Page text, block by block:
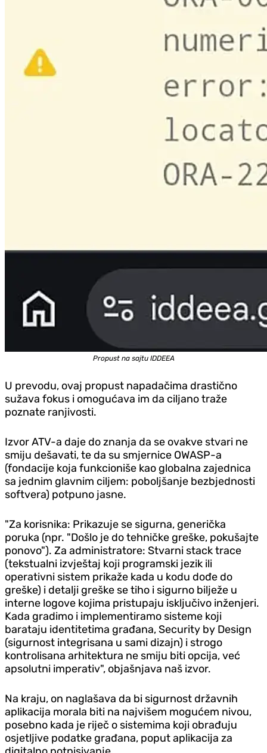
Propust na sajtu IDDEEA
U prevodu, ovaj propust napadačima drastično
sužava fokus i omogućava im da ciljano traže
poznate ranjivosti.
Izvor ATV-a daje do znanja da se ovakve stvari ne
smiju dešavati, te da su smjernice OWASP-a
(fondacije koja funkcioniše kao globalna zajednica
sa jednim glavnim ciljem: poboljšanje bezbjednosti
softvera) potpuno jasne.
"Za korisnika: Prikazuje se sigurna, generička
poruka (npr. "Došlo je do tehničke greške, pokušajte
ponovo"). Za administratore: Stvarni stack trace
(tekstualni izvještaj koji programski jezik ili
operativni sistem prikaže kada u kodu dođe do
greške) i detalji greške se tiho i sigurno bilježe u
interne logove kojima pristupaju isključivo inženjeri. ​
Kada gradimo i implementiramo sisteme koji
barataju identitetima građana, Security by Design
(sigurnost integrisana u sami dizajn) i strogo
kontrolisana arhitektura ne smiju biti opcija, već
apsolutni imperativ", objašnjava naš izvor.
Na kraju, on naglašava da bi sigurnost državnih
aplikacija morala biti na najvišem mogućem nivou,
posebno kada je riječ o sistemima koji obrađuju
osjetljive podatke građana, poput aplikacija za